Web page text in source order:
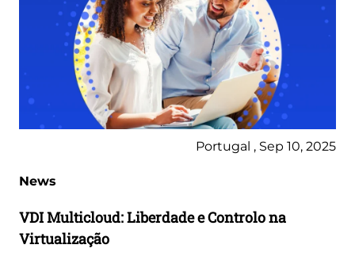
Portugal , Sep 10, 2025
News
VDI Multicloud: Liberdade e Controlo na
Virtualização